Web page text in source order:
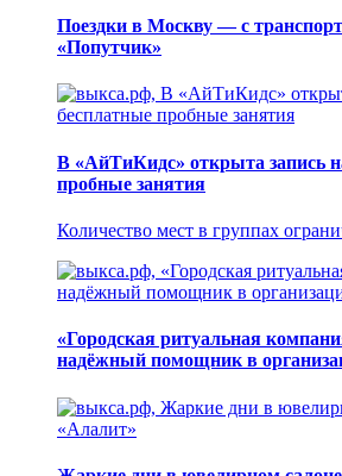
Поездки в Москву — с
«Попутчик»
В «АйТиКидс» открыта запись
пробные занятия
Количество мест в группах
«Городская ритуальная
надёжный помощник в